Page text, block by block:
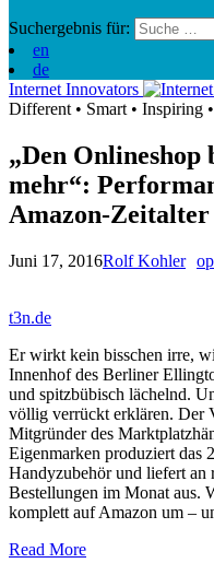
Suchergebnis für:
en
de
Internet Innovators
Different • Smart • Inspiring •
„Den Onlineshop
mehr“:
Amazon-Zeitalter
Juni 17, 2016Rolf Kohler
t3n.de
Er wirkt kein bisschen irre,
Innenhof des Berliner
und spitzbübisch lächelnd.
völlig verrückt erklären. Der
Mitgründer des
Eigenmarken produziert das
Handyzubehör und liefert
Bestellungen im Monat aus.
komplett auf Amazon um –
Read More